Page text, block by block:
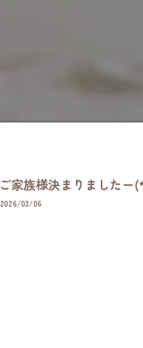
ご家族様決まりましたー
2026/03/06